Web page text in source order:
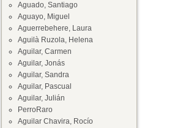
Aguado, Santiago
Aguayo, Miguel
Aguerrebehere, Laura
Aguilà Ruzola, Helena
Aguilar, Carmen
Aguilar, Jonás
Aguilar, Sandra
Aguilar, Pascual
Aguilar, Julián
PerroRaro
Aguilar Chavira, Rocío